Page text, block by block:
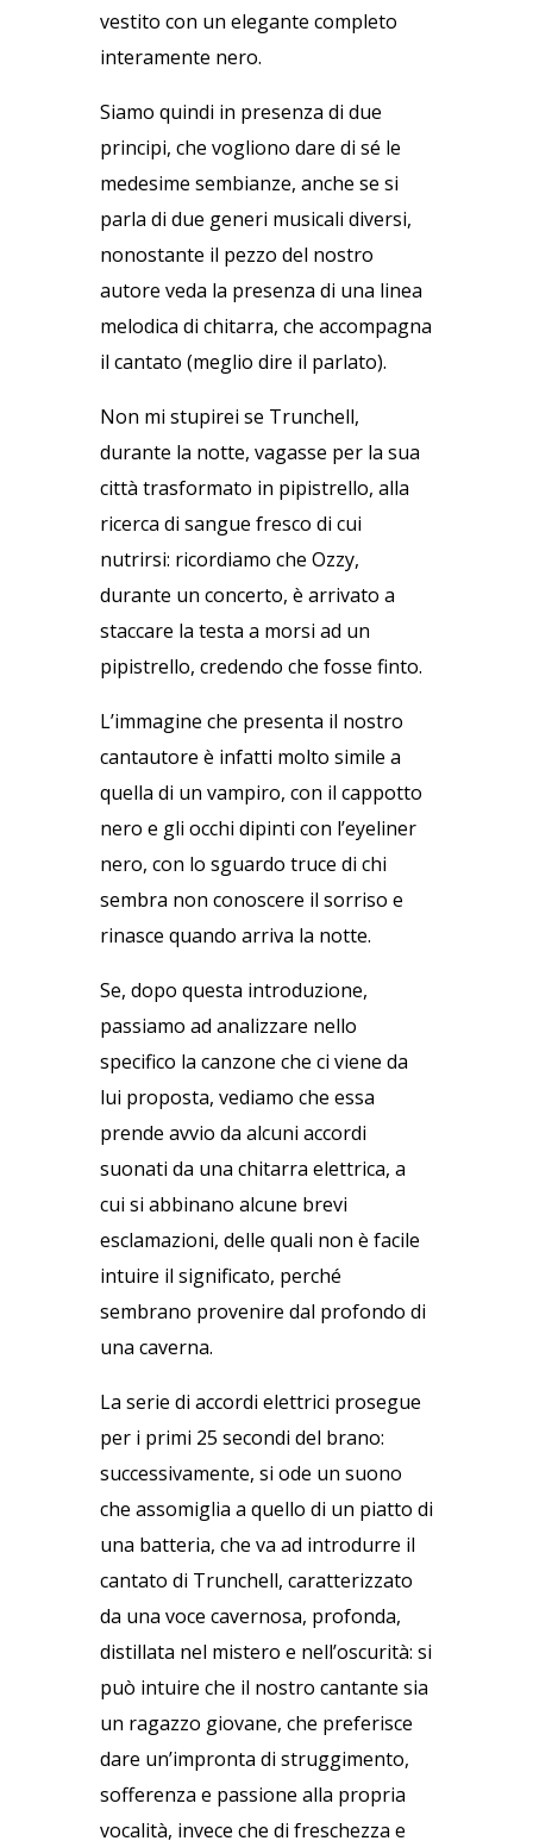
vestito con un elegante completo
interamente nero.
Siamo quindi in presenza di due
principi, che vogliono dare di sé le
medesime sembianze, anche se si
parla di due generi musicali diversi,
nonostante il pezzo del nostro
autore veda la presenza di una linea
melodica di chitarra, che accompagna
il cantato (meglio dire il parlato).
Non mi stupirei se Trunchell,
durante la notte, vagasse per la sua
città trasformato in pipistrello, alla
ricerca di sangue fresco di cui
nutrirsi: ricordiamo che Ozzy,
durante un concerto, è arrivato a
staccare la testa a morsi ad un
pipistrello, credendo che fosse finto.
L’immagine che presenta il nostro
cantautore è infatti molto simile a
quella di un vampiro, con il cappotto
nero e gli occhi dipinti con l’eyeliner
nero, con lo sguardo truce di chi
sembra non conoscere il sorriso e
rinasce quando arriva la notte.
Se, dopo questa introduzione,
passiamo ad analizzare nello
specifico la canzone che ci viene da
lui proposta, vediamo che essa
prende avvio da alcuni accordi
suonati da una chitarra elettrica, a
cui si abbinano alcune brevi
esclamazioni, delle quali non è facile
intuire il significato, perché
sembrano provenire dal profondo di
una caverna.
La serie di accordi elettrici prosegue
per i primi 25 secondi del brano:
successivamente, si ode un suono
che assomiglia a quello di un piatto di
una batteria, che va ad introdurre il
cantato di Trunchell, caratterizzato
da una voce cavernosa, profonda,
distillata nel mistero e nell’oscurità: si
può intuire che il nostro cantante sia
un ragazzo giovane, che preferisce
dare un’impronta di struggimento,
sofferenza e passione alla propria
vocalità, invece che di freschezza e